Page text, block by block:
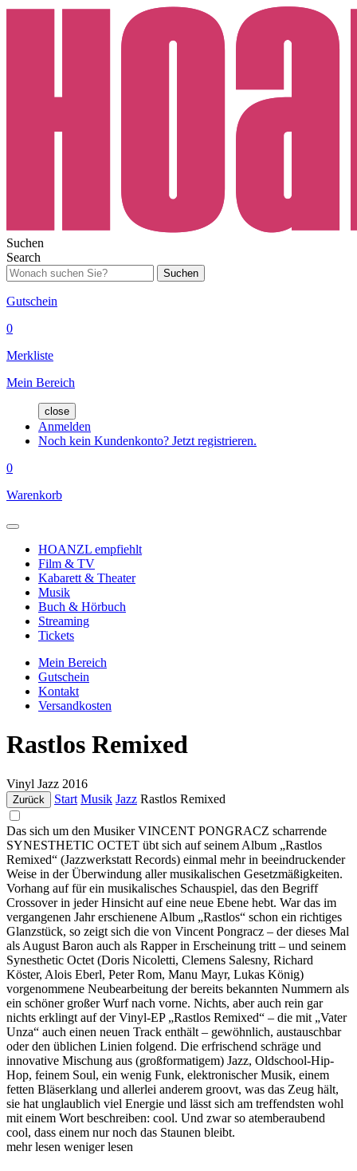
Suchen
Search
Suchen
Gutschein
0
Merkliste
Mein Bereich
close
Anmelden
Noch kein Kundenkonto? Jetzt registrieren.
0
Warenkorb
HOANZL empfiehlt
Film & TV
Kabarett & Theater
Musik
Buch & Hörbuch
Streaming
Tickets
Mein Bereich
Gutschein
Kontakt
Versandkosten
Rastlos Remixed
Vinyl Jazz 2016
Zurück Start Musik Jazz Rastlos Remixed
Das sich um den Musiker VINCENT PONGRACZ scharrende
SYNESTHETIC OCTET übt sich auf seinem Album „Rastlos
Remixed“ (Jazzwerkstatt Records) einmal mehr in beeindruckender
Weise in der Überwindung aller musikalischen Gesetzmäßigkeiten.
Vorhang auf für ein musikalisches Schauspiel, das den Begriff
Crossover in jeder Hinsicht auf eine neue Ebene hebt. War das im
vergangenen Jahr erschienene Album „Rastlos“ schon ein richtiges
Glanzstück, so zeigt sich die von Vincent Pongracz – der dieses Mal
als August Baron auch als Rapper in Erscheinung tritt – und seinem
Synesthetic Octet (Doris Nicoletti, Clemens Salesny, Richard
Köster, Alois Eberl, Peter Rom, Manu Mayr, Lukas König)
vorgenommene Neubearbeitung der bereits bekannten Nummern als
ein schöner großer Wurf nach vorne. Nichts, aber auch rein gar
nichts erklingt auf der Vinyl-EP „Rastlos Remixed“ – die mit „Vater
Unza“ auch einen neuen Track enthält – gewöhnlich, austauschbar
oder den üblichen Linien folgend. Die erfrischend schräge und
innovative Mischung aus (großformatigem) Jazz, Oldschool-Hip-
Hop, feinem Soul, ein wenig Funk, elektronischer Musik, einem
fetten Bläserklang und allerlei anderem groovt, was das Zeug hält,
sie hat unglaublich viel Energie und lässt sich am treffendsten wohl
mit einem Wort beschreiben: cool. Und zwar so atemberaubend
cool, dass einem nur noch das Staunen bleibt.
mehr lesen weniger lesen